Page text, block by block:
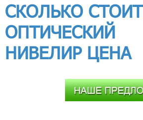
СКОЛЬКО СТОИТ
ОПТИЧЕСКИЙ
НИВЕЛИР ЦЕНА